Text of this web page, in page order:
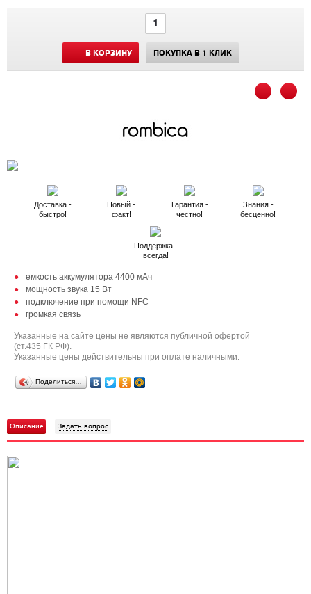
В КОРЗИНУ ПОКУПКА В 1 КЛИК
Доставка -
быстро!
Новый -
факт!
Гарантия -
честно!
Знания -
бесценно!
Поддержка -
всегда!
емкость аккумулятора 4400 мАч
мощность звука 15 Вт
подключение при помощи NFC
громкая связь
Указанные на сайте цены не являются публичной офертой
(ст.435 ГК РФ).
Указанные цены действительны при оплате наличными.
Поделиться…
Описание Задать вопрос